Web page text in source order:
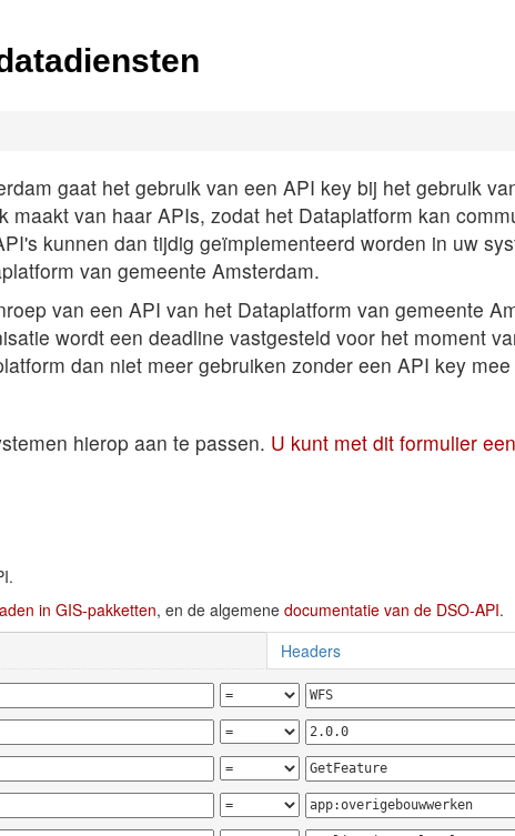
gaat het gebruik van een API key bij het gebruik
maakt van haar APIs, zodat het Dataplatform kan
kunnen dan tijdig geïmplementeerd worden in uw
van gemeente Amsterdam.
van een API van het Dataplatform van gemeente
wordt een deadline vastgesteld voor het moment
dan niet meer gebruiken zonder een API key
hierop aan te passen. U kunt met dit formulier
in GIS-pakketten, en de algemene documentatie van de DSO-API.
Headers